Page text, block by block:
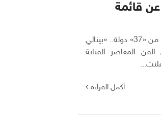
عن قائمة
عاجل نيوز: بمشاركة «65» فناناً وأكثر من «37» دولة.. «بينالي
المعاصر الفنانة
أكمل القراءة